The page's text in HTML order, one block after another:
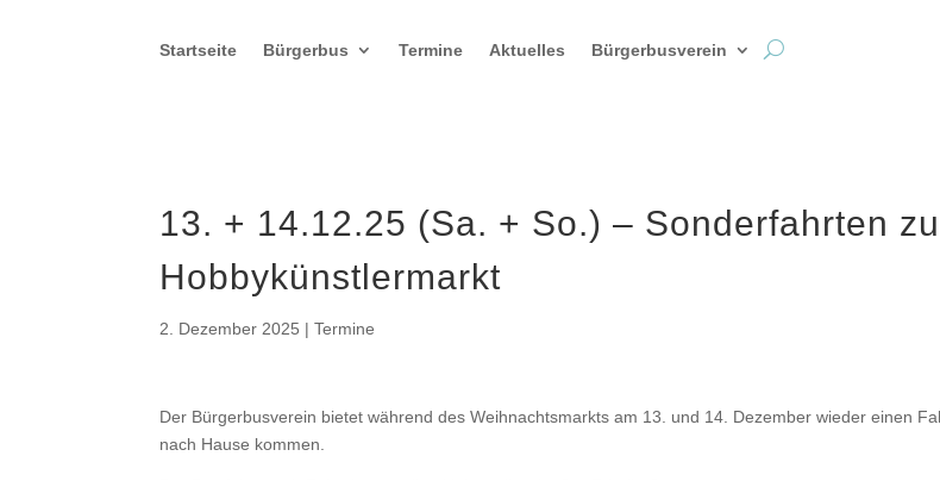
Startseite Bürgerbus Termine Aktuelles Bürgerbusverein
13. + 14.12.25 (Sa. + So.) – Sonderfahrten
Hobbykünstlermarkt
2. Dezember 2025 |Termine
Der Bürgerbusverein bietet während des Weihnachtsmarkts am 13. und 14. Dezember wieder einen
nach Hause kommen.